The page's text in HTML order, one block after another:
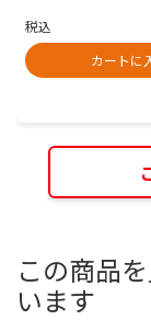
税込
カートに
この商品
います